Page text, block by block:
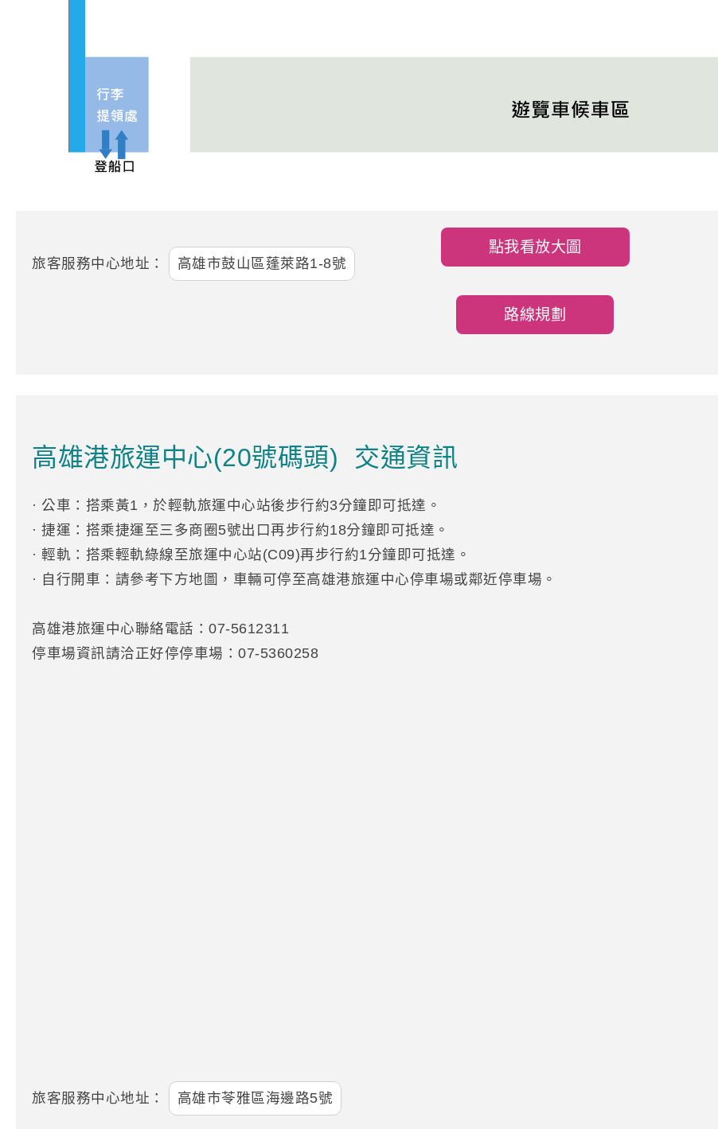
點我看放大圖
旅客服務中心地址： 高雄市鼓山區蓬萊路1-8號
路線規劃
高雄港旅運中心(20號碼頭) 交通資訊
· 公車：搭乘黃1，於輕軌旅運中心站後步行約3分鐘即可抵達。
· 捷運：搭乘捷運至三多商圈5號出口再步行約18分鐘即可抵達。
· 輕軌：搭乘輕軌綠線至旅運中心站(C09)再步行約1分鐘即可抵達。
· 自行開車：請參考下方地圖，車輛可停至高雄港旅運中心停車場或鄰近停車場。
高雄港旅運中心聯絡電話：07-5612311
停車場資訊請洽正好停停車場：07-5360258
旅客服務中心地址： 高雄市苓雅區海邊路5號